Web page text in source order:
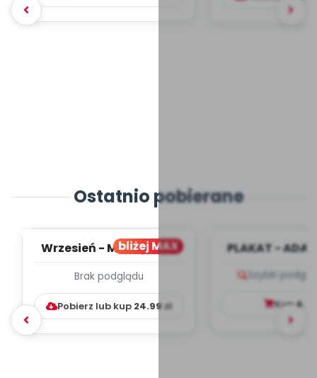
Ostatnio pobierane
bliżej MAX
Wrzesień - MIESIĘCZNY
WYCHOWAWCZO –
DYDAKTYC...
Brak podglądu
Pobierz lub kup 24.99 zł
PLAKAT -
Szybki
Kup